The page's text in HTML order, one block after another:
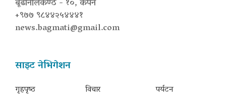
बूढानीलकण्ठ - १०, कपन
+९७७ ९८४४२५४४४१
news.bagmati@gmail.com
साइट नेभिगेशन
गृहपृष्‍ठ
विचार
पर्यटन